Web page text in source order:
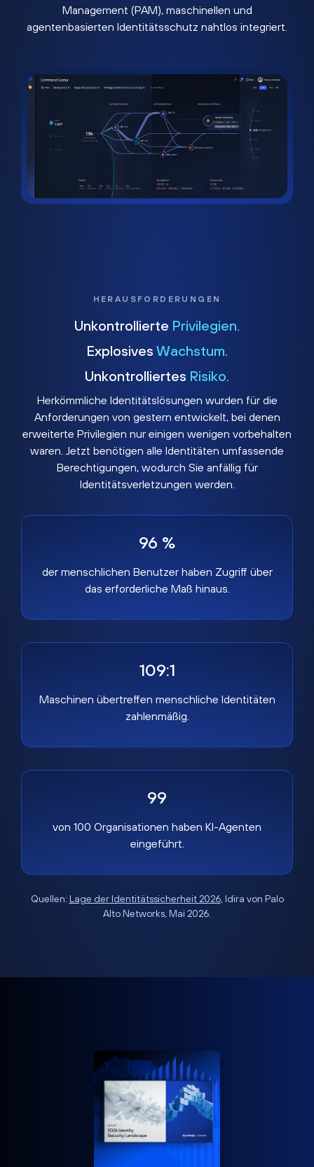
Management (PAM), maschinellen und
agentenbasierten Identitätsschutz nahtlos integriert.
HERAUSFORDERUNGEN
Unkontrollierte Privilegien.
Explosives Wachstum.
Unkontrolliertes Risiko.
Herkömmliche Identitätslösungen wurden für die
Anforderungen von gestern entwickelt, bei denen
erweiterte Privilegien nur einigen wenigen vorbehalten
waren. Jetzt benötigen alle Identitäten umfassende
Berechtigungen, wodurch Sie anfällig für
Identitätsverletzungen werden.
96 %
der menschlichen Benutzer haben Zugriff über
das erforderliche Maß hinaus.
109:1
Maschinen übertreffen menschliche Identitäten
zahlenmäßig.
99
von 100 Organisationen haben KI-Agenten
eingeführt.
Quellen: Lage der Identitätssicherheit 2026, Idira von Palo
Alto Networks, Mai 2026.